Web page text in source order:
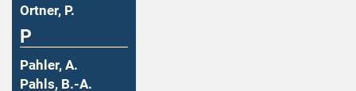
Ortner, P.
P
Pahler, A.
Pahls, B.-A.